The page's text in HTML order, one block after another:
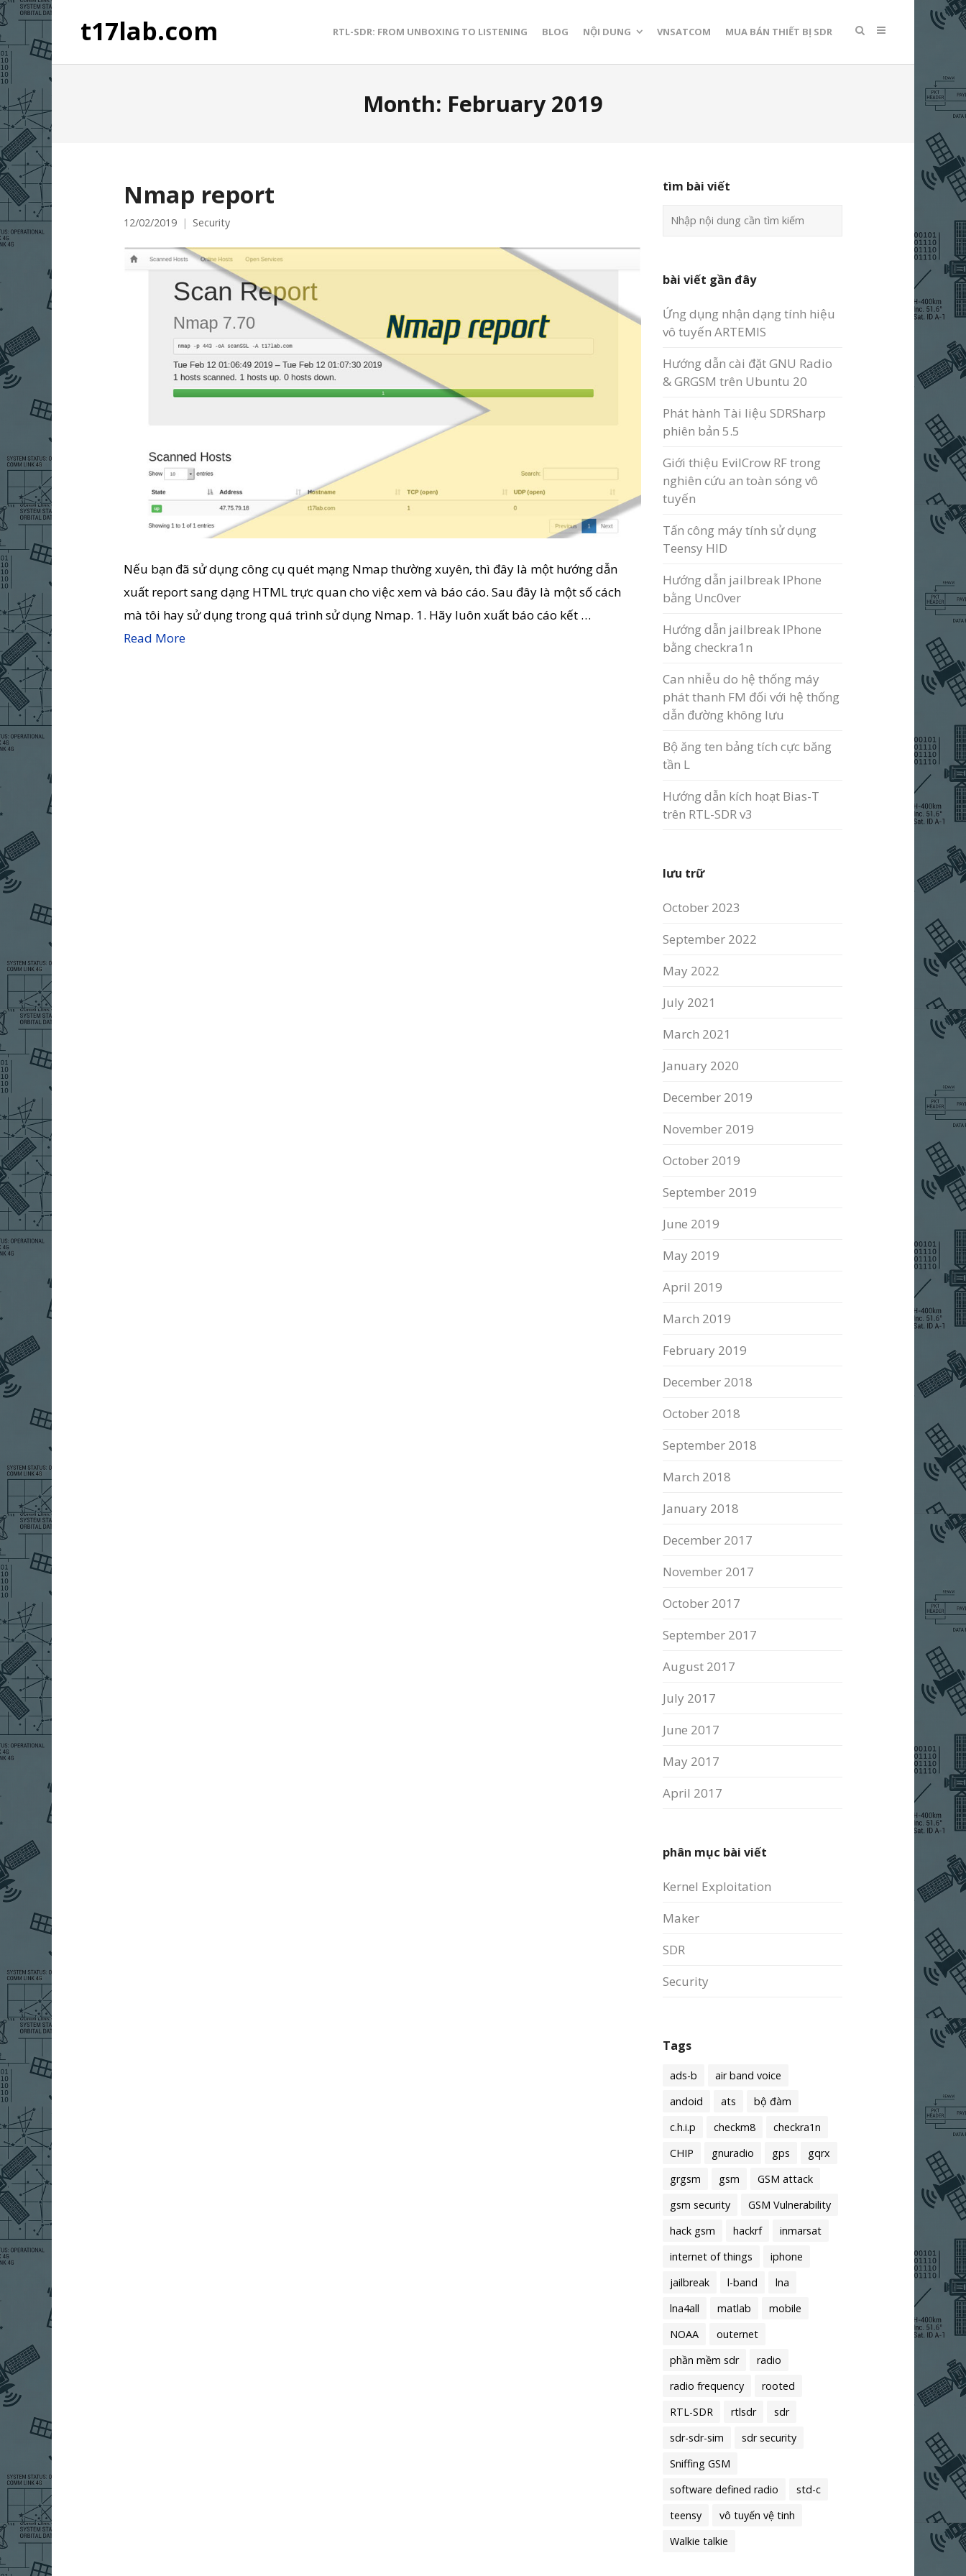
t17lab.com RTL-SDR: FROM UNBOXING TO LISTENING BLOG NỘI DUNG VNSATCOM MUA BÁN THIẾT BỊ SDR
Month: February 2019
Nmap report
12/02/2019 Security
Nếu bạn đã sử dụng công cụ quét mạng Nmap thường xuyên, thì đây là một hướng dẫn
xuất report sang dạng HTML trực quan cho việc xem và báo cáo. Sau đây là một số cách
mà tôi hay sử dụng trong quá trình sử dụng Nmap. 1. Hãy luôn xuất báo cáo kết …
Read More
tìm bài viết
bài viết gần đây
Ứng dụng nhận dạng tính hiệu
vô tuyến ARTEMIS
Hướng dẫn cài đặt GNU Radio
& GRGSM trên Ubuntu 20
Phát hành Tài liệu SDRSharp
phiên bản 5.5
Giới thiệu EvilCrow RF trong
nghiên cứu an toàn sóng vô
tuyến
Tấn công máy tính sử dụng
Teensy HID
Hướng dẫn jailbreak IPhone
bằng Unc0ver
Hướng dẫn jailbreak IPhone
bằng checkra1n
Can nhiễu do hệ thống máy
phát thanh FM đối với hệ thống
dẫn đường không lưu
Bộ ăng ten bảng tích cực băng
tần L
Hướng dẫn kích hoạt Bias-T
trên RTL-SDR v3
lưu trữ
October 2023
September 2022
May 2022
July 2021
March 2021
January 2020
December 2019
November 2019
October 2019
September 2019
June 2019
May 2019
April 2019
March 2019
February 2019
December 2018
October 2018
September 2018
March 2018
January 2018
December 2017
November 2017
October 2017
September 2017
August 2017
July 2017
June 2017
May 2017
April 2017
phân mục bài viết
Kernel Exploitation
Maker
SDR
Security
Tags
ads-b
air band voice
andoid
ats
bộ đàm
c.h.i.p
checkm8
checkra1n
CHIP
gnuradio gps
gqrx
grgsm
gsm
GSM attack
gsm security
GSM Vulnerability
hack gsm
hackrf
inmarsat
internet of things
iphone
jailbreak
l-band
lna
lna4all
matlab
mobile
NOAA
outernet
phần mềm sdr
radio
radio frequency
rooted
RTL-SDR
rtlsdr
sdr
sdr-sdr-sim
sdr security
Sniffing GSM
software defined radio
std-c
teensy
vô tuyến vệ tinh
Walkie talkie